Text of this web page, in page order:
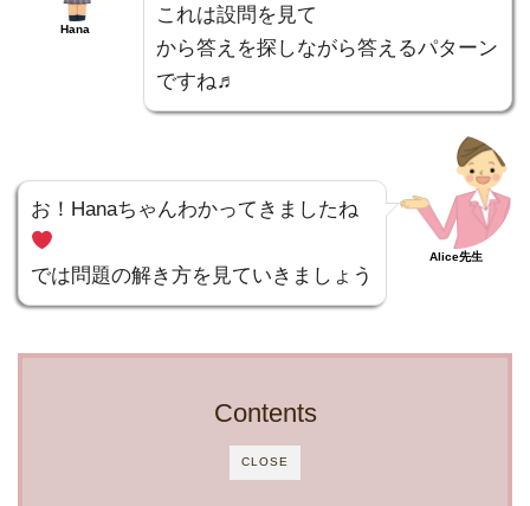
Hana
これは設問を見て
から答えを探しながら答えるパターン
ですね♬
お！Hanaちゃんわかってきましたね
では問題の解き方を見ていきましょう
Alice先生
CLOSE
Contents